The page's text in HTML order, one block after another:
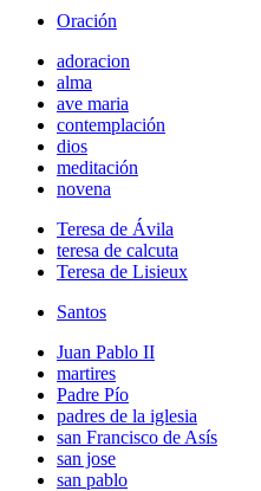
Oración
adoracion
alma
ave maria
contemplación
dios
meditación
novena
Teresa de Ávila
teresa de calcuta
Teresa de Lisieux
Santos
Juan Pablo II
martires
Padre Pío
padres de la iglesia
san Francisco de Asís
san jose
san pablo